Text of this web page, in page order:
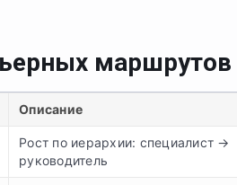
маршрутов
Описание
Рост по иерархии: специалист →
руководитель